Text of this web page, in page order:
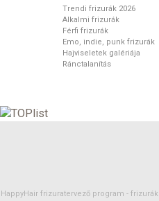
Trendi frizurák 2026
Alkalmi frizurák
Férfi frizurák
Emo, indie, punk frizurák
Hajviseletek galériája
Ránctalanítás
HappyHair frizuratervező program - frizurák